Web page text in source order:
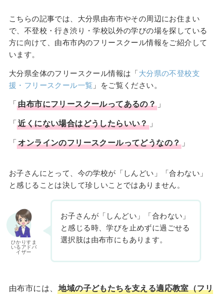
こちらの記事では、大分県由布市やその周辺にお住まい
で、不登校・行き渋り・学校以外の学びの場を探している
方に向けて、由布市内のフリースクール情報をご紹介して
います。
大分県全体のフリースクール情報は「大分県の不登校支
援・フリースクール一覧 」をご覧ください。
「由布市にフリースクールってあるの？ 」
「近くにない場合はどうしたらいい？」
「オンラインのフリースクールってどうなの？ 」
お子さんにとって、今の学校が「しんどい」「合わない」
と感じることは決して珍しいことではありません。
ひかりすま
いるアドバ
イザー
お子さんが「しんどい」「合わない」
と感じる時、学びを止めずに過ごせる
選択肢は由布市にもあります。
由布市には、地域の子どもたちを支える適応教室（フリ